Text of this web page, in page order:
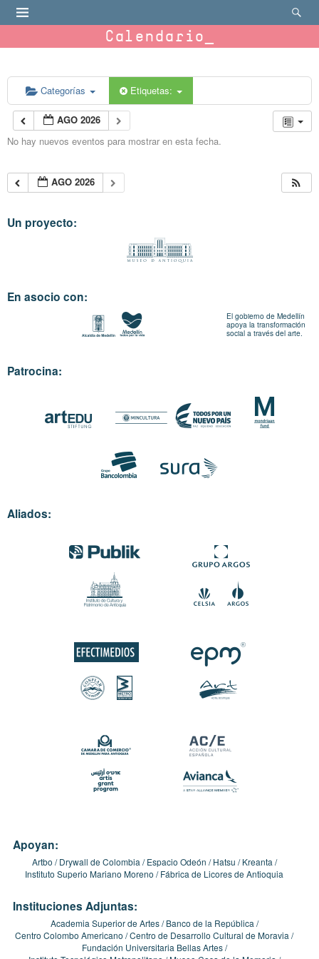
Calendario
Categorías Etiquetas:
AGO 2026
No hay nuevos eventos para mostrar en esta fecha.
AGO 2026
Un proyecto:
En asocio con:
El gobierno de Medellín
apoya la transformación
social a través del arte.
Patrocina:
Aliados:
Apoyan:
Artbo Drywall de Colombia Espacio Odeón Hatsu
Kreanta
Instituto Superio Mariano Moreno
Fábrica de Licores de Antioquia
Instituciones Adjuntas:
Academia Superior de Artes
Banco de la República
Centro Colombo Americano Centro de Desarrollo Cultural de Moravia
Fundación Universitaria Bellas Artes